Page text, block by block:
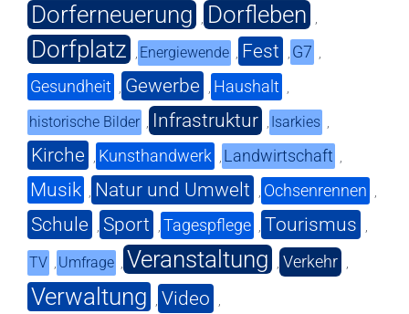
Dorferneuerung , Dorfleben ,
Dorfplatz , Energiewende , Fest , G7 ,
Gesundheit , Gewerbe , Haushalt ,
historische Bilder , Infrastruktur , Isarkies ,
Kirche , Kunsthandwerk , Landwirtschaft ,
Musik , Natur und Umwelt , Ochsenrennen ,
Schule , Sport , Tagespflege , Tourismus ,
TV , Umfrage , Veranstaltung , Verkehr ,
Verwaltung , Video ,